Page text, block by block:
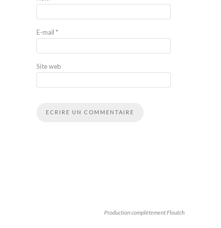
E-mail *
Site web
Production complétement Floutch